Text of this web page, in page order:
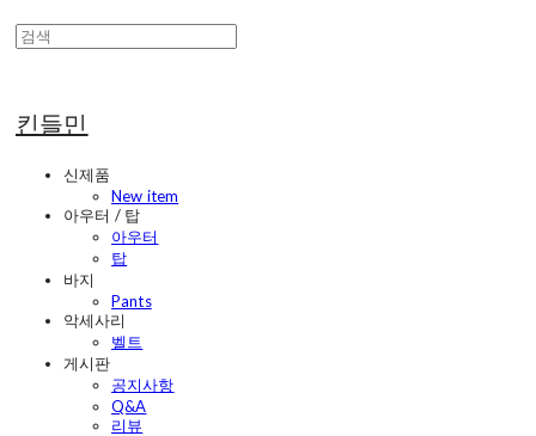
킨들민
신제품
New item
아우터 / 탑
아우터
탑
바지
Pants
악세사리
벨트
게시판
공지사항
Q&A
리뷰